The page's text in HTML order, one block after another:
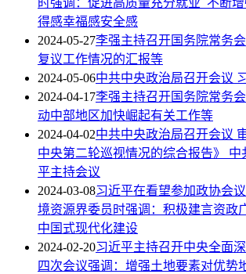
时强调：促进高质量充分就业 不断
得感幸福感安全感
2024-05-27李强主持召开国务院常务
复议工作情况的汇报等
2024-05-06中共中央政治局召开会议
2024-04-17李强主持召开国务院常务
动中部地区加快崛起有关工作等
2024-04-02中共中央政治局召开会议
中央第二轮巡视情况的综合报告》
平主持会议
2024-03-08习近平在看望参加政协会
境资源界委员时强调：积极建言资政
中国式现代化建设
2024-02-20习近平主持召开中央全面
四次会议强调：增强土地要素对优势